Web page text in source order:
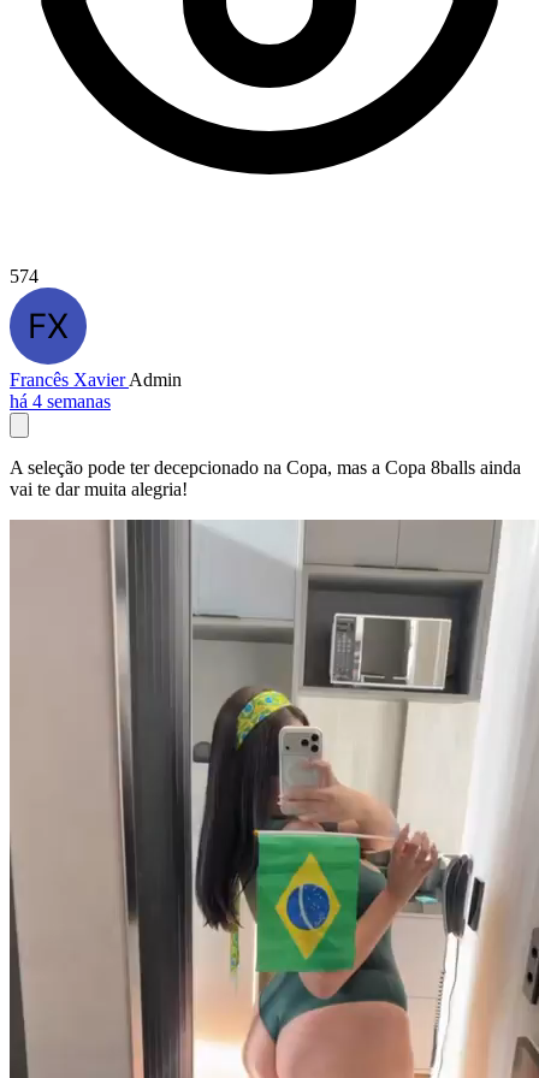
574
Francês XavierAdmin
há 4 semanas
A seleção pode ter decepcionado na Copa, mas a Copa 8balls ainda
vai te dar muita alegria!